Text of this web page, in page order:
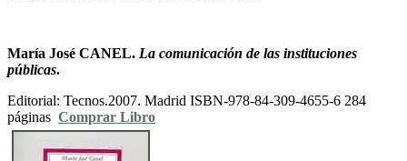
María José CANEL. La comunicación de las instituciones
públicas.
Editorial: Tecnos.2007. Madrid ISBN-978-84-309-4655-6 284
páginas Comprar Libro